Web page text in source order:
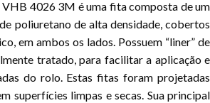
4026 3M é uma fita composta de um
poliuretano de alta densidade, cobertos
em ambos os lados. Possuem “liner” de
tratado, para facilitar a aplicação e
do rolo. Estas fitas foram projetadas
superfícies limpas e secas. Sua principal